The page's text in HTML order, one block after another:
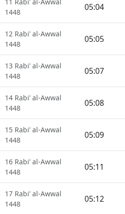
11 Rabi’ al-Awwal
1448
05:04
12 Rabi’ al-Awwal
1448
05:05
13 Rabi’ al-Awwal
1448
05:07
14 Rabi’ al-Awwal
1448
05:08
15 Rabi’ al-Awwal
1448
05:09
16 Rabi’ al-Awwal
1448
05:11
17 Rabi’ al-Awwal
1448
05:12